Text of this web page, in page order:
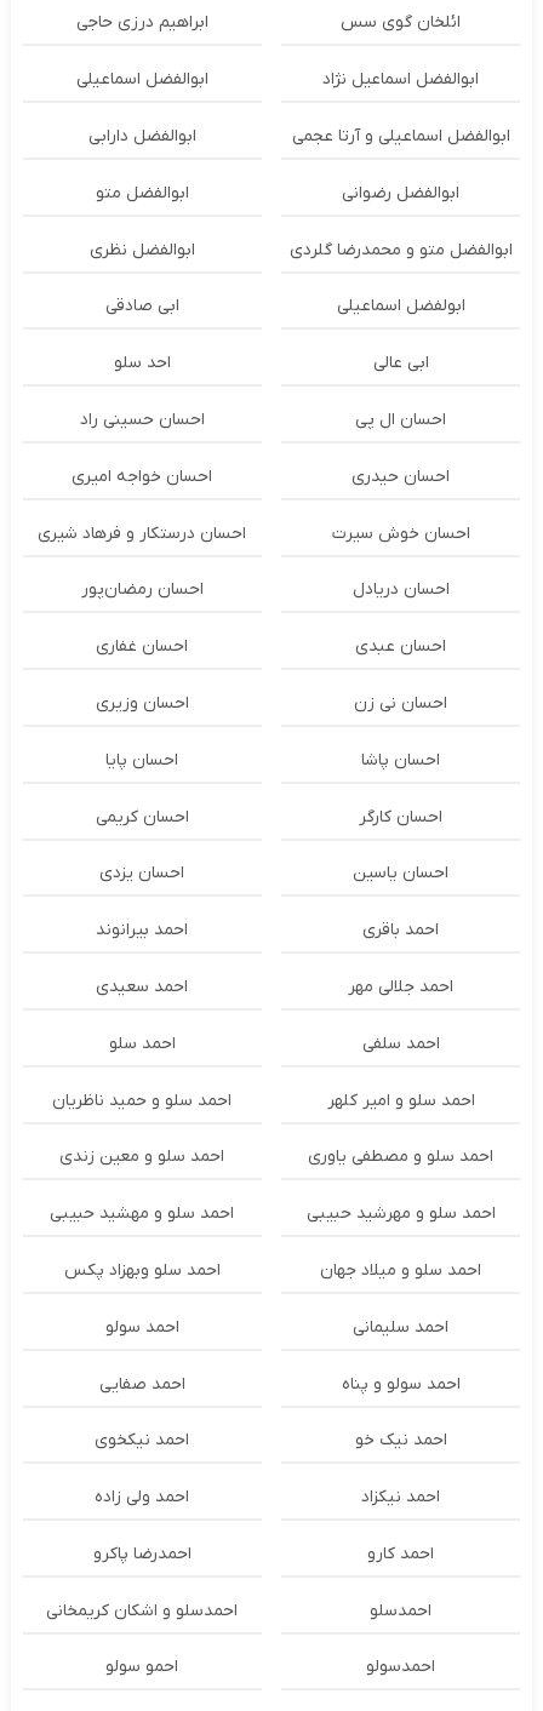
ائلخان گوی سس ابراهیم درزی حاجی
ابوالفضل اسماعیل نژاد ابوالفضل اسماعیلی
ابوالفضل اسماعیلی و آرتا عجمی ابوالفضل دارابی
ابوالفضل رضوانی ابوالفضل متو
ابوالفضل متو و محمدرضا گلردی ابوالفضل نظری
ابولفضل اسماعیلی ابی صادقی
ابی عالی احد سلو
احسان ال پی احسان حسینی راد
احسان حیدری احسان خواجه امیری
احسان خوش سیرت احسان درستكار و فرهاد شيرى
احسان دریادل احسان رمضان‌پور
احسان عبدی احسان غفاری
احسان نی زن احسان وزیری
احسان پاشا احسان پایا
احسان کارگر احسان کریمی
احسان یاسین احسان یزدی
احمد باقری احمد بیرانوند
احمد جلالی مهر احمد سعیدی
احمد سلفی احمد سلو
احمد سلو و امیر کلهر احمد سلو و حمید ناظریان
احمد سلو و مصطفی یاوری احمد سلو و معین زندی
احمد سلو و مهرشید حبیبی احمد سلو و مهشید حبیبی
احمد سلو و میلاد جهان احمد سلو وبهزاد پکس
احمد سلیمانی احمد سولو
احمد سولو و پناه احمد صفایی
احمد نیک خو احمد نیکخوی
احمد نیکزاد احمد ولی زاده
احمد کارو احمدرضا پاکرو
احمدسلو احمدسلو و اشکان کریمخانی
احمدسولو احمو سولو